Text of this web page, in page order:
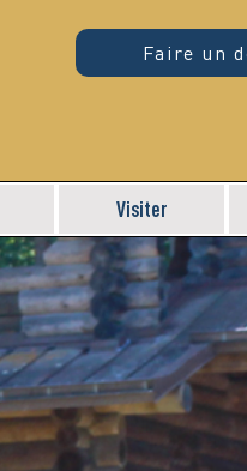
Faire un
Visiter